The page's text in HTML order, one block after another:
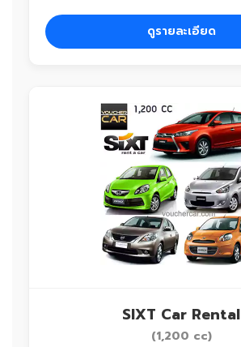
ดูรายละเอียด
SIXT Car Rental
(1,200 cc)